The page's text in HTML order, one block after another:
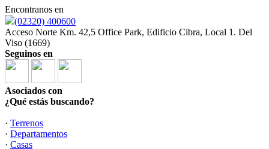
Encontranos en
(02320) 400600
Acceso Norte Km. 42,5 Office Park, Edificio Cibra, Local 1. Del
Viso (1669)
Seguinos en
Asociados con
¿Qué estás buscando?
· Terrenos
· Departamentos
· Casas